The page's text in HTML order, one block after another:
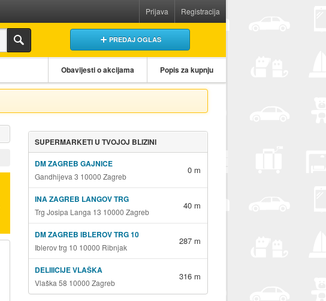
Prijava Registracija
PREDAJ OGLAS
Obavijesti o akcijama Popis za kupnju
SUPERMARKETI U TVOJOJ BLIZINI
DM ZAGREB GAJNICE
Gandhijeva 3 10000 Zagreb
0 m
INA ZAGREB LANGOV TRG
Trg Josipa Langa 13 10000 Zagreb
40 m
DM ZAGREB IBLEROV TRG 10
Iblerov trg 10 10000 Ribnjak
287 m
DELIIICIJE VLAŠKA
Vlaška 58 10000 Zagreb
316 m